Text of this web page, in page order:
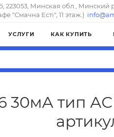
223053, Минская обл., Минский
"Смачна Естi", 11 этаж.)
УСЛУГИ КАК КУПИТЬ
30мА тип